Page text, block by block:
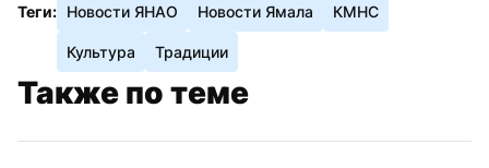
Теги: Новости ЯНАО Новости Ямала КМНС
Культура Традиции
Также по теме